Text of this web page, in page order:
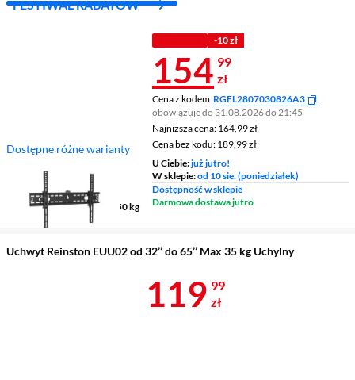
FESTIWAL RABATÓW
Dostępne różne warianty
Rekomendowana wielkość
ekranu 37 - 86 cali
Maksymalna waga ekranu
50 kg
-10 zł
Cena 154,99
154 99
zł
Cena z kodem RGFL2807030826A3
obowiązuje do 31.08.2026 do 21:45
Najniższa cena: 164,99 zł
Najniższa cena: 164,99 zł
Cena bez kodu: 189,99 zł
Cena bez kodu: 189,99 zł
U Ciebie:już jutro!
W sklepie:od 10 sie. (poniedziałek)
Dostępność w sklepie
Darmowa dostawa jutro
Uchwyt Reinston EUU02 od 32’’ do 65’’ Max 35 kg Uchylny
Cena 119,99
119 99
zł